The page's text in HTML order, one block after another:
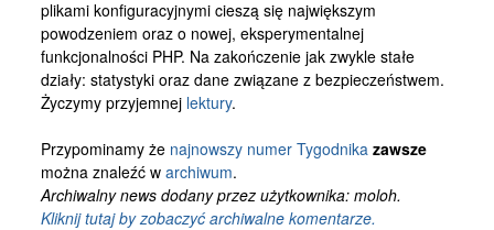
Krótkie
Jak pisać
Kontakt
plikami konfiguracyjnymi cieszą się największym
powodzeniem oraz o nowej, eksperymentalnej
funkcjonalności PHP. Na zakończenie jak zwykle stałe
działy: statystyki oraz dane związane z bezpieczeństwem.
Życzymy przyjemnej lektury.
Przypominamy że najnowszy numer Tygodnika zawsze
można znaleźć w archiwum.
Archiwalny news dodany przez użytkownika: moloh.
Kliknij tutaj by zobaczyć archiwalne komentarze.